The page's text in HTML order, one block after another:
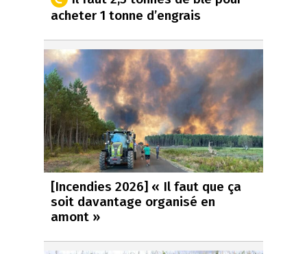
acheter 1 tonne d’engrais
[Incendies 2026] « Il faut que ça
soit davantage organisé en
amont »